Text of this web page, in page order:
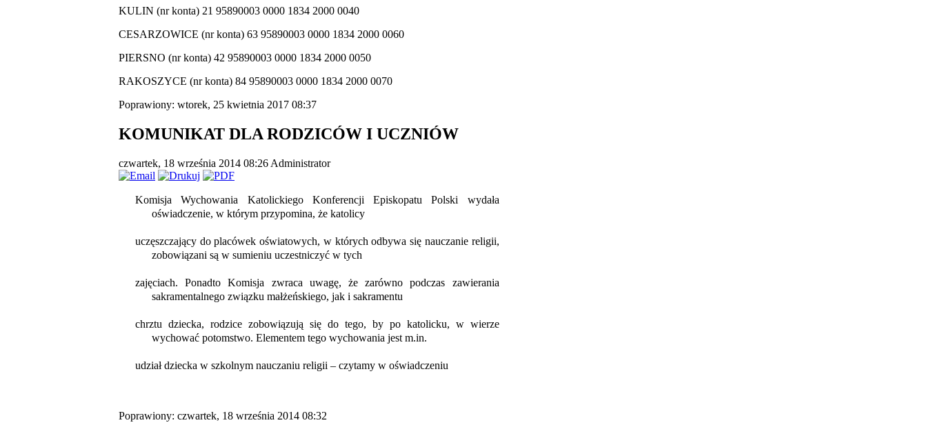
KULIN (nr konta) 21 95890003 0000 1834 2000 0040
CESARZOWICE (nr konta) 63 95890003 0000 1834 2000 0060
PIERSNO (nr konta) 42 95890003 0000 1834 2000 0050
RAKOSZYCE (nr konta) 84 95890003 0000 1834 2000 0070
Poprawiony: wtorek, 25 kwietnia 2017 08:37
KOMUNIKAT DLA RODZICÓW I UCZNIÓW
czwartek, 18 września 2014 08:26 Administrator
Komisja Wychowania Katolickiego Konferencji Episkopatu Polski wydała
oświadczenie, w którym przypomina, że katolicy
uczęszczający do placówek oświatowych, w których odbywa się nauczanie religii,
zobowiązani są w sumieniu uczestniczyć w tych
zajęciach. PonadtoKomisja zwraca uwagę, że zarówno podczas zawierania
sakramentalnego związku małżeńskiego, jak i sakramentu
chrztu dziecka, rodzice zobowiązują się do tego, by po katolicku, w wierze
wychować potomstwo. Elementem tego wychowania jest m.in.
udział dziecka w szkolnym nauczaniu religii – czytamy w oświadczeniu
Poprawiony: czwartek, 18 września 2014 08:32